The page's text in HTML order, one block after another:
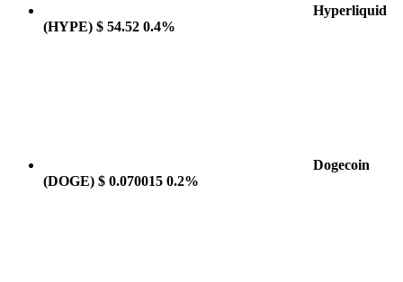
Hyperliquid
(HYPE) $ 54.52 0.4%
Dogecoin
(DOGE) $ 0.070015 0.2%